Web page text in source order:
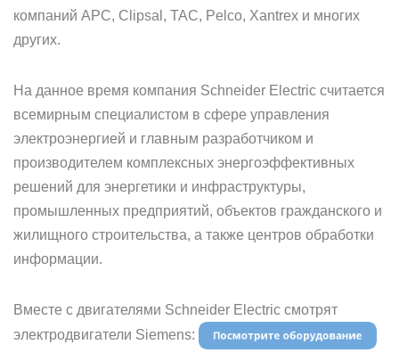
компаний APC, Clipsal, TAC, Pelco, Xantrex и многих
других.
На данное время компания Schneider Electric считается
всемирным специалистом в сфере управления
электроэнергией и главным разработчиком и
производителем комплексных энергоэффективных
решений для энергетики и инфраструктуры,
промышленных предприятий, объектов гражданского и
жилищного строительства, а также центров обработки
информации.
Вместе c двигателями Schneider Electric смотрят
электродвигатели Siemens: